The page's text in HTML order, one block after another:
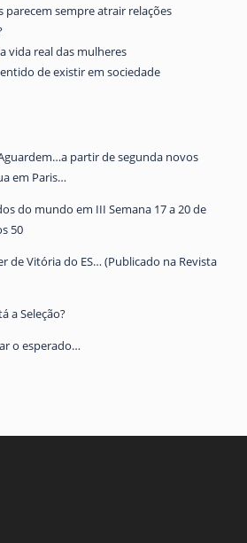
parecem sempre atrair relações
vida real das mulheres
de existir em sociedade
partir de segunda novos
em Paris…
do mundo em III Semana 17 a 20 de
50
de Vitória do ES… (Publicado na Revista
a Seleção?
o esperado…